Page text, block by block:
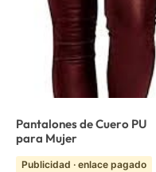
Pantalones de Cuero PU
para Mujer
Publicidad · enlace pagado